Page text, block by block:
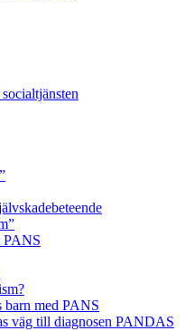
PANS
barn med PANS
väg till diagnosen PANDAS